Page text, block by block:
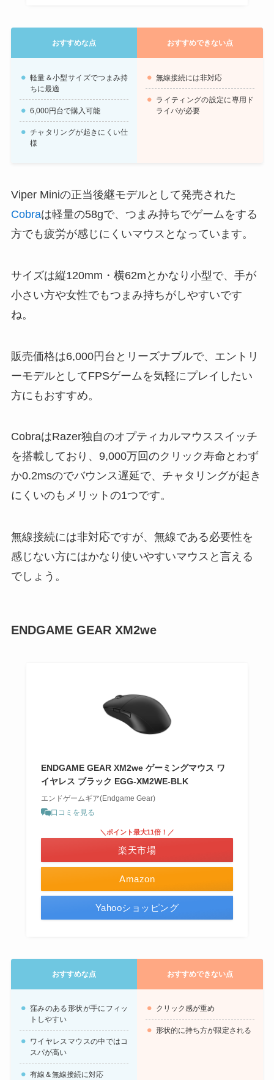
おすすめな点 おすすめできない点
軽量＆小型サイズでつまみ持
ちに最適
6,000円台で購入可能
チャタリングが起きにくい仕
様
無線接続には非対応
ライティングの設定に専用ド
ライバが必要
Viper Miniの正当後継モデルとして発売された
Cobraは軽量の58gで、つまみ持ちでゲームをする
方でも疲労が感じにくいマウスとなっています。
サイズは縦120mm・横62mとかなり小型で、手が
小さい方や女性でもつまみ持ちがしやすいです
ね。
販売価格は6,000円台とリーズナブルで、エントリ
ーモデルとしてFPSゲームを気軽にプレイしたい
方にもおすすめ。
CobraはRazer独自のオプティカルマウススイッチ
を搭載しており、9,000万回のクリック寿命とわず
か0.2msのでバウンス遅延で、チャタリングが起き
にくいのもメリットの1つです。
無線接続には非対応ですが、無線である必要性を
感じない方にはかなり使いやすいマウスと言える
でしょう。
ENDGAME GEAR XM2we
ENDGAME GEAR XM2we ゲーミングマウス ワ
イヤレス ブラック EGG-XM2WE-BLK
エンドゲームギア(Endgame Gear)
口コミを見る
Amazon
＼ポイント最大11倍！／
楽天市場
Yahooショッピング
おすすめな点 おすすめできない点
窪みのある形状が手にフィッ
トしやすい
ワイヤレスマウスの中ではコ
スパが高い
有線＆無線接続に対応
クリック感が重め
形状的に持ち方が限定される